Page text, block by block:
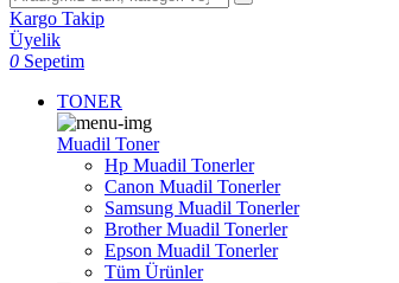
Kargo Takip
Üyelik
0 Sepetim
TONER
Muadil Toner
Hp Muadil Tonerler
Canon Muadil Tonerler
Samsung Muadil Tonerler
Brother Muadil Tonerler
Epson Muadil Tonerler
Tüm Ürünler